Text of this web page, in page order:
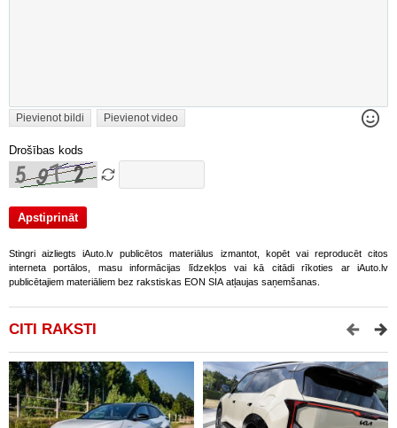
Pievienot bildi Pievienot video
Drošības kods
Stingri aizliegts iAuto.lv publicētos materiālus izmantot, kopēt vai reproducēt citos
interneta portālos, masu informācijas līdzekļos vai kā citādi rīkoties ar iAuto.lv
publicētajiem materiāliem bez rakstiskas EON SIA atļaujas saņemšanas.
CITI RAKSTI